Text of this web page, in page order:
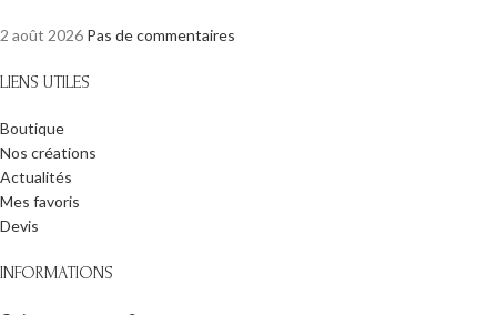
2 août 2026 Pas de commentaires
LIENS UTILES
Boutique
Nos créations
Actualités
Mes favoris
Devis
INFORMATIONS